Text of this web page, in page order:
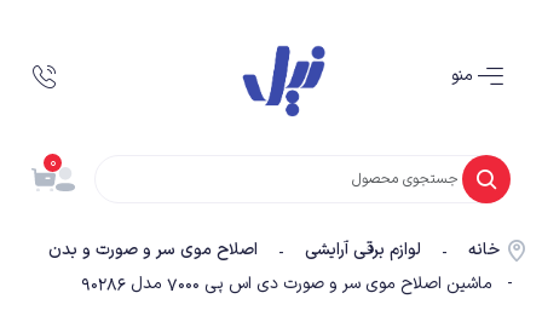
0
خانه - لوازم برقی آرایشی -
اصلاح موی سر و صورت و بدن
- ماشین اصلاح موی سر و صورت دی اس پی 7000 مدل 90286